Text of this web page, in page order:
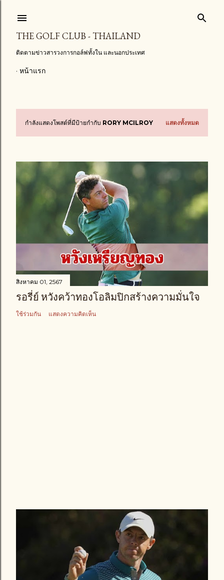
THE GOLF CLUB - THAILAND
ติดตามข่าวสารวงการกอล์ฟทั้งใน และนอกประเทศ
หน้าแรก
บ
ท
ค
ว
กำลังแสดงโพสต์ที่มีป้ายกำกับ RORY MCILROY แสดงทั้งหมด
สิงหาคม 01, 2567
รอรี่ย์ หวังคว้าทองโอลิมปิกสร้างความมั่นใจ
ใช้ร่วมกัน แสดงความคิดเห็น